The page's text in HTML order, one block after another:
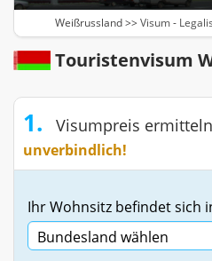
Weißrussland >> Visum-
Touristenvisum
1. Visumpreis
unverbindlich!
Ihr Wohnsitz befindet sich